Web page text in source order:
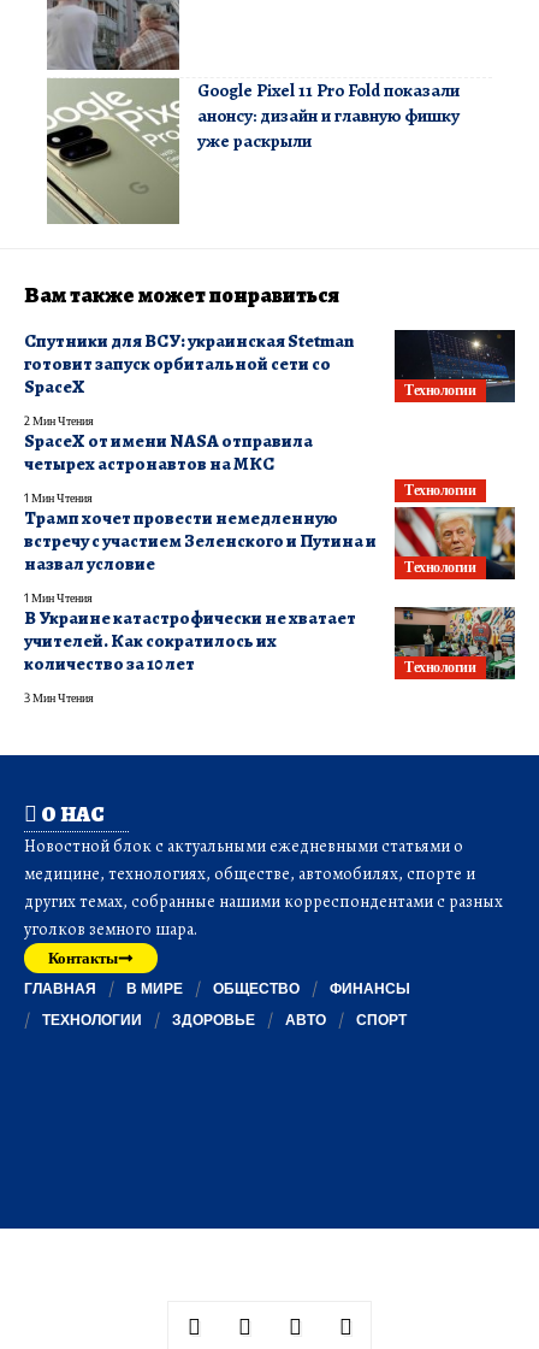
Google Pixel 11 Pro Fold показали
анонсу: дизайн и главную фишку
уже раскрыли
Вам также может понравиться
Технологии
Спутники для ВСУ: украинская Stetman
готовит запуск орбитальной сети со
SpaceX
2 Мин Чтения
Технологии
SpaceX от имени NASA отправила
четырех астронавтов на МКС
1 Мин Чтения
Технологии
Трамп хочет провести немедленную
встречу с участием Зеленского и Путина и
назвал условие
1 Мин Чтения
Технологии
В Украине катастрофически не хватает
учителей. Как сократилось их
количество за 10 лет
3 Мин Чтения
О НАС
Новостной блок с актуальными ежедневными статьями о
медицине, технологиях, обществе, автомобилях, спорте и
других темах, собранные нашими корреспондентами с разных
уголков земного шара.
Контакты
ГЛАВНАЯ В МИРЕ ОБЩЕСТВО
ФИНАНСЫ
ТЕХНОЛОГИИ
ЗДОРОВЬЕ АВТО СПОРТ